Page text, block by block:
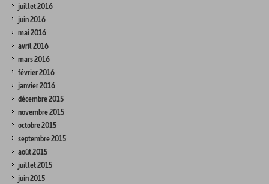
juillet 2016
juin 2016
mai 2016
avril 2016
mars 2016
février 2016
janvier 2016
décembre 2015
novembre 2015
octobre 2015
septembre 2015
août 2015
juillet 2015
juin 2015